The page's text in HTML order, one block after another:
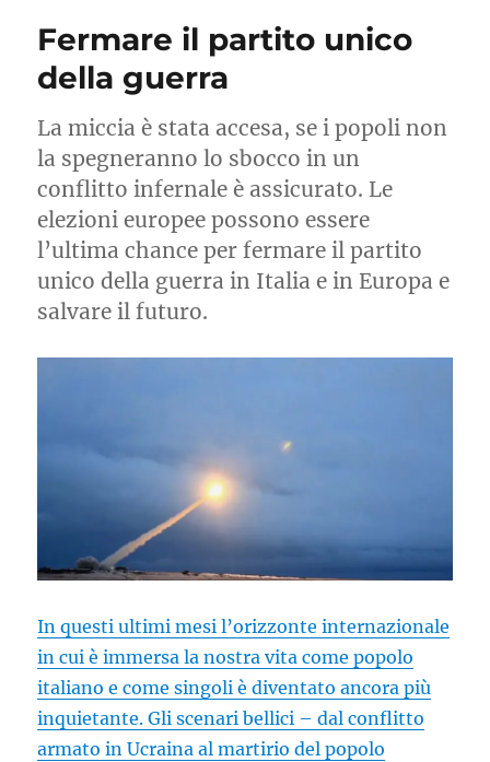
è
Fermare il partito unico
della guerra
La miccia è stata accesa, se i popoli non
la spegneranno lo sbocco in un
conflitto infernale è assicurato. Le
elezioni europee possono essere
l’ultima chance per fermare il partito
unico della guerra in Italia e in Europa e
salvare il futuro.
In questi ultimi mesi l’orizzonte internazionale
in cui è immersa la nostra vita come popolo
italiano e come singoli è diventato ancora più
inquietante. Gli scenari bellici – dal conflitto
armato in Ucraina al martirio del popolo